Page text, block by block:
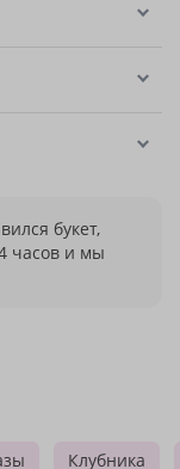
букет,
часов и мы
Клубника